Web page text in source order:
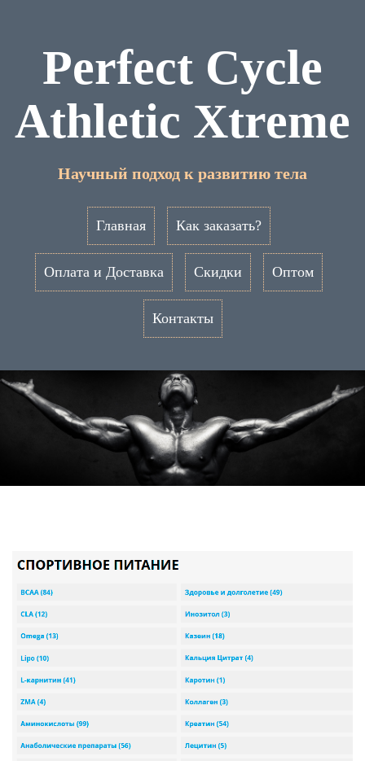
Perfect Cycle
Athletic Xtreme
Научный подход к развитию тела
Главная Как заказать?
Оплата и Доставка Скидки Оптом
Контакты